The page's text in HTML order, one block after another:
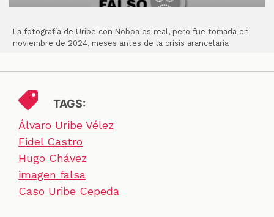
La fotografía de Uribe con Noboa es real, pero fue tomada en
noviembre de 2024, meses antes de la crisis arancelaria
TAGS:
Álvaro Uribe Vélez
Fidel Castro
Hugo Chávez
imagen falsa
Caso Uribe Cepeda